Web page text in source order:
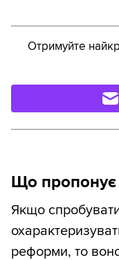
Отримуйте
Що
Якщо
реформи, то